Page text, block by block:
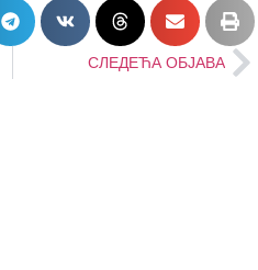
СЛЕДЕЋА ОБЈАВА